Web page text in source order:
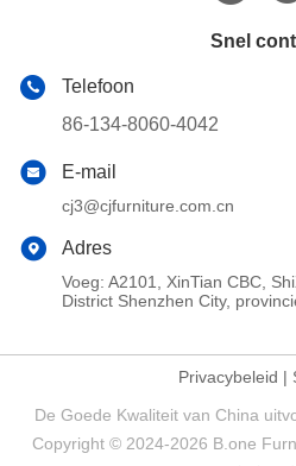
Snel
Telefoon
86-134-8060-4042
E-mail
cj3@cjfurniture.com.cn
Adres
Voeg: A2101, XinTian CBC,
District Shenzhen City,
Privacybeleid |
De Goede Kwaliteit van China
Copyright © 2024-2026 B.one